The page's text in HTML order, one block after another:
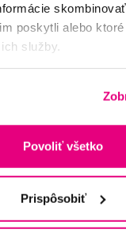
poskytli alebo
služby.
Povoliť všetko
Prispôsobiť
Na sklade > 5 ks
Ihneď v3 prodejnách